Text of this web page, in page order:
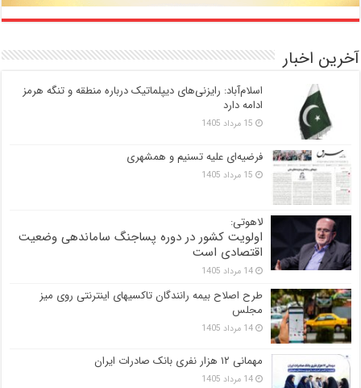
آخرین اخبار
اسلام‌آباد: رایزنی‌های دیپلماتیک درباره منطقه و تنگه هرمز
ادامه دارد
15 مرداد 1405
فرضیه‌ای علیه تسنیم و همشهری
15 مرداد 1405
لاهوتی:
اولویت کشور در دوره پساجنگ ساماندهی وضعیت
اقتصادی است
14 مرداد 1405
طرح اصلاح بیمه رانندگان تاکسیهای اینترنتی روی میز
مجلس
14 مرداد 1405
مهمانی ۱۲ هزار نفری بانک صادرات ایران
14 مرداد 1405